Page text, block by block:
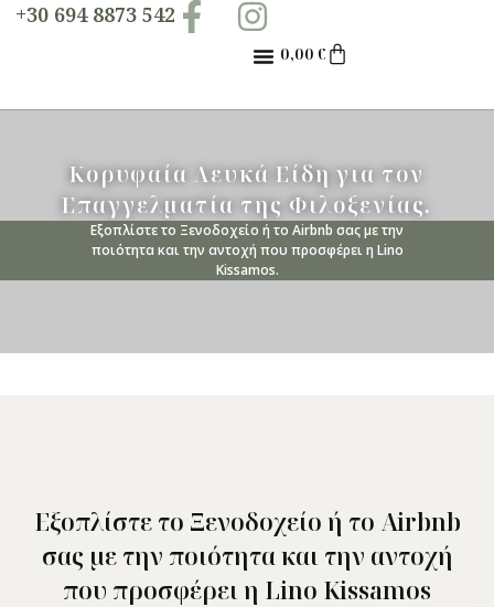
+30 694 8873 542
0,00 €
Κορυφαία Λευκά Είδη για τον
Επαγγελματία της Φιλοξενίας.
Eξοπλίστε το Ξενοδοχείο ή το Airbnb σας με την
ποιότητα και την αντοχή που προσφέρει η Lino
Kissamos.
Εξοπλίστε το Ξενοδοχείο ή το Airbnb
σας με την ποιότητα και την αντοχή
που προσφέρει η Lino Kissamos